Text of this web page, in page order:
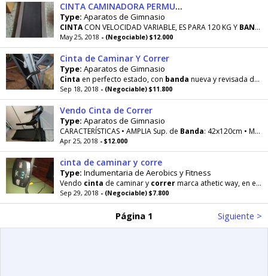
CINTA CAMINADORA PERMUTO
Type: Aparatos de Gimnasio
CINTACON VELOCIDAD VARIABLE, ES PARA 120 KG Y BANDA
May 25, 2018 - (Negociable) $12.000
Cinta de Caminar Y Correr
Type: Aparatos de Gimnasio
Cinta en perfecto estado, con banda nueva y revisada de punta a punta, y aunque es usada, doy
Sep 18, 2018 - (Negociable) $11.800
Vendo Cinta de Correr
Type: Aparatos de Gimnasio
CARACTERÍSTICAS • AMPLIA Sup. de Banda: 42x120cm • Motor 2,5HP Reales - 3,25HP Potenciados
Apr 25, 2018 - $12.000
cinta de caminar y corre
Type: Indumentaria de Aerobics y Fitness
Vendo cinta de caminar y corrermarca athetic way, en excelente estado de uso, linda
Sep 29, 2018 - (Negociable) $7.800
Página 1 Siguiente >